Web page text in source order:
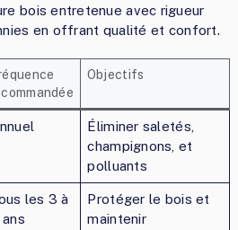
bois entretenue avec rigueur
en offrant qualité et confort.
Objectifs
Éliminer saletés,
champignons, et
polluants
les 3 à
Protéger le bois et
maintenir